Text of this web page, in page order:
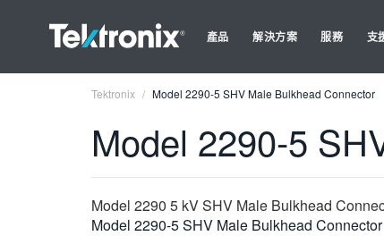
產品 解決方案 服務 支
Tektronix Model 2290-5 SHV Male Bulkhead Connector
Model 2290-5
Model 2290 5 kV SHV Male Bulkhead
Model 2290-5 SHV Male Bulkhead Connector